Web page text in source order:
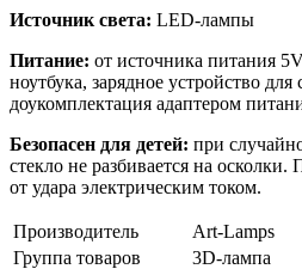
Источник света: LED-лампы
Питание: от источника питания
ноутбука, зарядное устройство
доукомплектация адаптером
Безопасен для детей: при
стекло не разбивается на
от удара электрическим током.
Производитель
Art-Lamps
Группа товаров
3D-лампа